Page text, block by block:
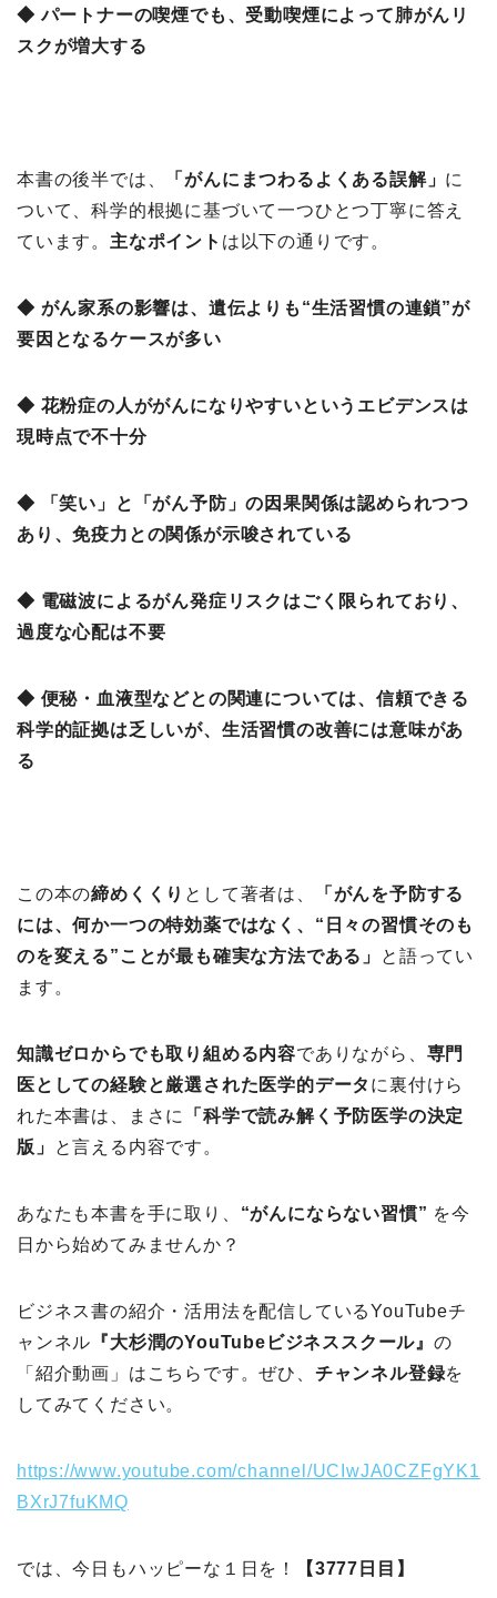
◆ パートナーの喫煙でも、受動喫煙によって肺がんリ
スクが増大する
本書の後半では、 「がんにまつわるよくある誤解」 に
ついて、科学的根拠に基づいて一つひとつ丁寧に答え
ています。 主なポイント は以下の通りです。
◆ がん家系の影響は、遺伝よりも“生活習慣の連鎖”が
要因となるケースが多い
◆ 花粉症の人ががんになりやすいというエビデンスは
現時点で不十分
◆ 「笑い」と「がん予防」の因果関係は認められつつ
あり、免疫力との関係が示唆されている
◆ 電磁波によるがん発症リスクはごく限られており、
過度な心配は不要
◆ 便秘・血液型などとの関連については、信頼できる
科学的証拠は乏しいが、生活習慣の改善には意味があ
る
この本の締めくくり として著者は、
「がんを予防する
には、何か一つの特効薬ではなく、“日々の習慣そのも
のを変える”ことが最も確実な方法である」
と語ってい
ます。
知識ゼロからでも取り組める内容でありながら、 専門
医としての経験と厳選された医学的データ に裏付けら
れた本書は、まさに
「科学で読み解く予防医学の決定
版」
と言える内容です。
あなたも本書を手に取り、 “がんにならない習慣” を今
日から始めてみませんか？
ビジネス書の紹介・活用法を配信しているYouTubeチ
ャンネル 『大杉潤のYouTubeビジネススクール』の
「紹介動画」はこちらです。ぜひ、 チャンネル登録を
してみてください。
https://www.youtube.com/channel/UCIwJA0CZFgYK1
BXrJ7fuKMQ
では、今日もハッピーな１日を！ 【3777日目】